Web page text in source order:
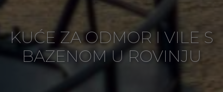
KUĆE ZA ODMOR I VILE S
BAZENOM U ROVINJU